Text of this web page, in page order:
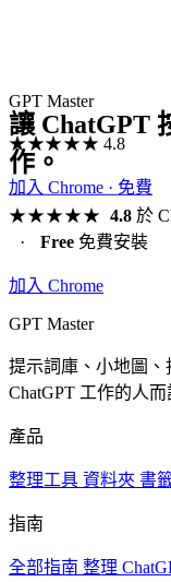
GPT Master
★★★★★ 4.8
加入 Chrome · 免費
讓 ChatGPT
作。
★★★★★ 4.8於
·
Free 免費安裝
加入 Chrome
GPT Master
提示詞庫、小地圖
ChatGPT 工作的人而
產品
整理工具 資料夾 書
指南
全部指南 整理